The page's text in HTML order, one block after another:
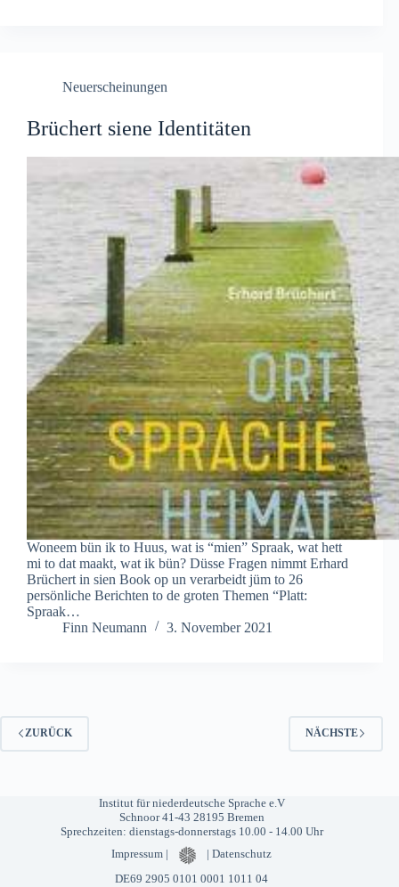
Neuerscheinungen
Brüchert siene Identitäten
Woneem bün ik to Huus, wat is “mien” Spraak, wat hett
mi to dat maakt, wat ik bün? Düsse Fragen nimmt Erhard
Brüchert in sien Book op un verarbeidt jüm to 26
persönliche Berichten to de groten Themen “Platt:
Spraak…
Finn Neumann
3. November 2021
ZURÜCK NÄCHSTE
Institut für niederdeutsche Sprache e.V
Schnoor 41-43 28195 Bremen
Sprechzeiten: dienstags-donnerstags 10.00 - 14.00 Uhr
Impressum | |Datenschutz
DE69 2905 0101 0001 1011 04